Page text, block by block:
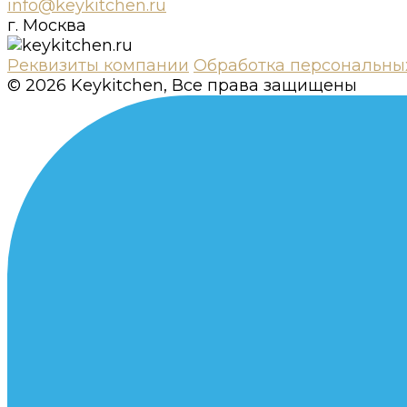
info@keykitchen.ru
г. Москва
Реквизиты компании Обработка
© 2026 Keykitchen, Все права защищены